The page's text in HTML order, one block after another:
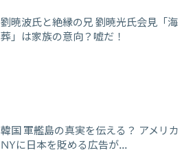
劉暁波氏と絶縁の兄 劉暁光氏会見「海
葬」は家族の意向？嘘だ！
韓国 軍艦島の真実を伝える？ アメリカ
NYに日本を貶める広告が…